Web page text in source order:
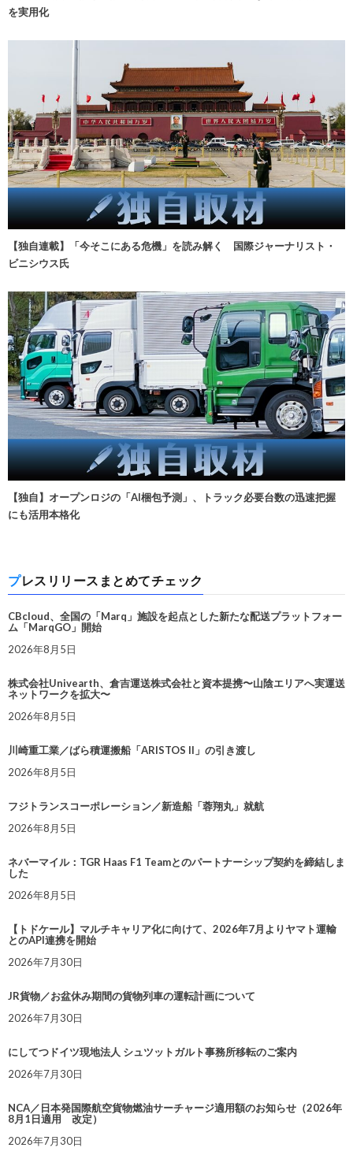
を実用化
【独自連載】「今そこにある危機」を読み解く 国際ジャーナリスト・
ビニシウス氏
【独自】オープンロジの「AI梱包予測」、トラック必要台数の迅速把握
にも活用本格化
プレスリリースまとめてチェック
CBcloud、全国の「Marq」施設を起点とした新たな配送プラットフォー
ム「MarqGO」開始
2026年8月5日
株式会社Univearth、倉吉運送株式会社と資本提携〜山陰エリアへ実運送
ネットワークを拡大〜
2026年8月5日
川崎重工業／ばら積運搬船「ARISTOS II」の引き渡し
2026年8月5日
フジトランスコーポレーション／新造船「蓉翔丸」就航
2026年8月5日
ネバーマイル：TGR Haas F1 Teamとのパートナーシップ契約を締結しま
した
2026年8月5日
【トドケール】マルチキャリア化に向けて、2026年7月よりヤマト運輸
とのAPI連携を開始
2026年7月30日
JR貨物／お盆休み期間の貨物列車の運転計画について
2026年7月30日
にしてつドイツ現地法人 シュツットガルト事務所移転のご案内
2026年7月30日
NCA／日本発国際航空貨物燃油サーチャージ適用額のお知らせ（2026年
8月1日適用 改定）
2026年7月30日